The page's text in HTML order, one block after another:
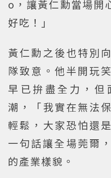
o，讓黃仁勳當場開
好吃！」
黃仁勳之後也特別
隊致意。他半開玩
早已拚盡全力，但
潮，「我實在無法
輕鬆，大家恐怕還
一句話讓全場莞爾
的產業樣貌。